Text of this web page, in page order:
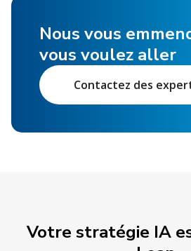
Nous vous
vous voulez aller
Contactez des
Votre stratégie IA